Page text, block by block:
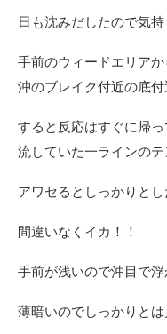
日も沈みだしたので気
手前のウィードエリア
沖のブレイク付近の底付
すると反応はすぐに帰っ
流していた一ラインの
アワセるとしっかりと
間違いなくイカ！！
手前が浅いので沖目で
薄暗いのでしっかりと